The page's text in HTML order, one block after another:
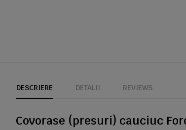
DESCRIERE DETALII REVIEWS
Covorase (presuri) cauciuc